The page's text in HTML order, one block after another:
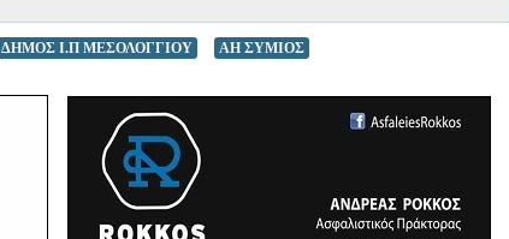
ΔΗΜΟΣ Ι.Π ΜΕΣΟΛΟΓΓΙΟΥ ΑΗ ΣΥΜΙΟΣ